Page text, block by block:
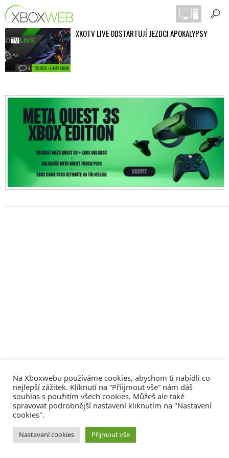
12.5.2020 • LUKÁŠ URBAN
2
XKOTV LIVE ODSTARTUJÍ JEZDCI APOKALYPSY
Tvorba webů a sociální služby
Reklama – Inzerce –
Na Xboxwebu používáme cookies, abychom ti nabídli co
nejlepší zážitek. Kliknutí na “Přiijmout vše” nám dáš
souhlas s použitím všech cookies. Můžeš ale také
spravovat podrobnější nastavení kliknutím na "Nastavení
cookies".
Nastavení cookies Přijmout vše